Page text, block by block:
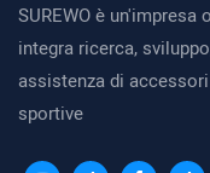
SUREWO è
integra ricerca,
assistenza di
sportive